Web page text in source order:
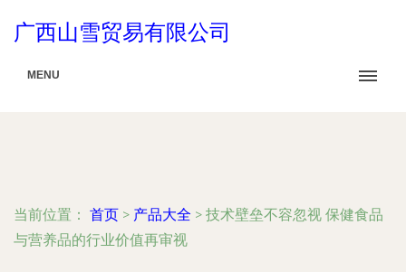
广西山雪贸易有限公司
MENU
当前位置： 首页 > 产品大全 > 技术壁垒不容忽视 保健食品
与营养品的行业价值再审视